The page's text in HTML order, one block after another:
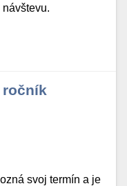
ročník
svoj termín a je